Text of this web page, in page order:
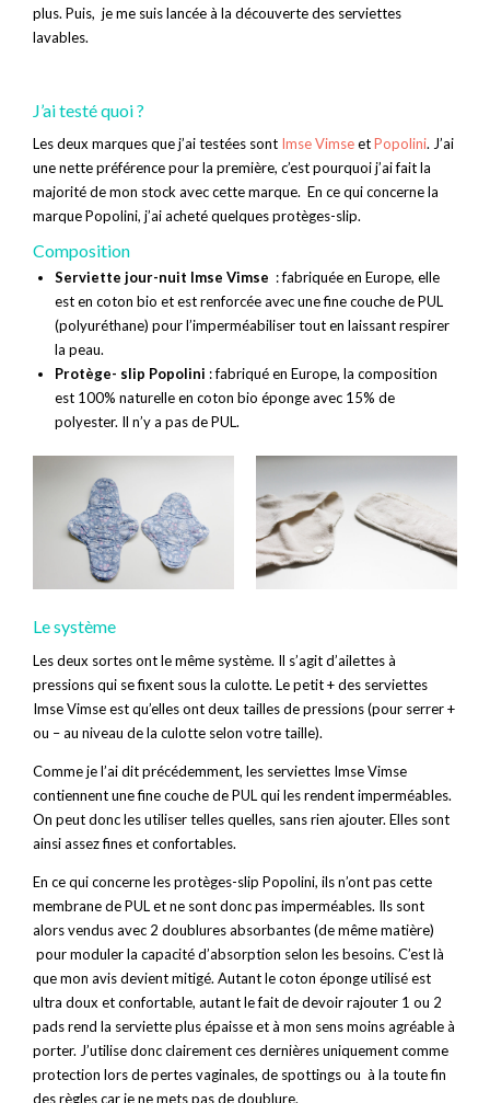
plus. Puis, je me suis lancée à la découverte des serviettes
lavables.
J’ai testé quoi ?
Les deux marques que j’ai testées sont Imse VimseetPopolini. J’ai
une nette préférence pour la première, c’est pourquoi j’ai fait la
majorité de mon stock avec cette marque. En ce qui concerne la
marque Popolini, j’ai acheté quelques protèges-slip.
Composition
Serviette jour-nuit Imse Vimse : fabriquée en Europe, elle
est en coton bio et est renforcée avec une fine couche de PUL
(polyuréthane) pour l’imperméabiliser tout en laissant respirer
la peau.
Protège- slip Popolini : fabriqué en Europe, la composition
est 100% naturelle en coton bio éponge avec 15% de
polyester. Il n’y a pas de PUL.
Le système
Les deux sortes ont le même système. Il s’agit d’ailettes à
pressions qui se fixent sous la culotte. Le petit + des serviettes
Imse Vimse est qu’elles ont deux tailles de pressions (pour serrer +
ou – au niveau de la culotte selon votre taille).
Comme je l’ai dit précédemment, les serviettes Imse Vimse
contiennent une fine couche de PUL qui les rendent imperméables.
On peut donc les utiliser telles quelles, sans rien ajouter. Elles sont
ainsi assez fines et confortables.
En ce qui concerne les protèges-slip Popolini, ils n’ont pas cette
membrane de PUL et ne sont donc pas imperméables. Ils sont
alors vendus avec 2 doublures absorbantes (de même matière)
pour moduler la capacité d’absorption selon les besoins. C’est là
que mon avis devient mitigé. Autant le coton éponge utilisé est
ultra doux et confortable, autant le fait de devoir rajouter 1 ou 2
pads rend la serviette plus épaisse et à mon sens moins agréable à
porter. J’utilise donc clairement ces dernières uniquement comme
protection lors de pertes vaginales, de spottings ou à la toute fin
des règles car je ne mets pas de doublure.